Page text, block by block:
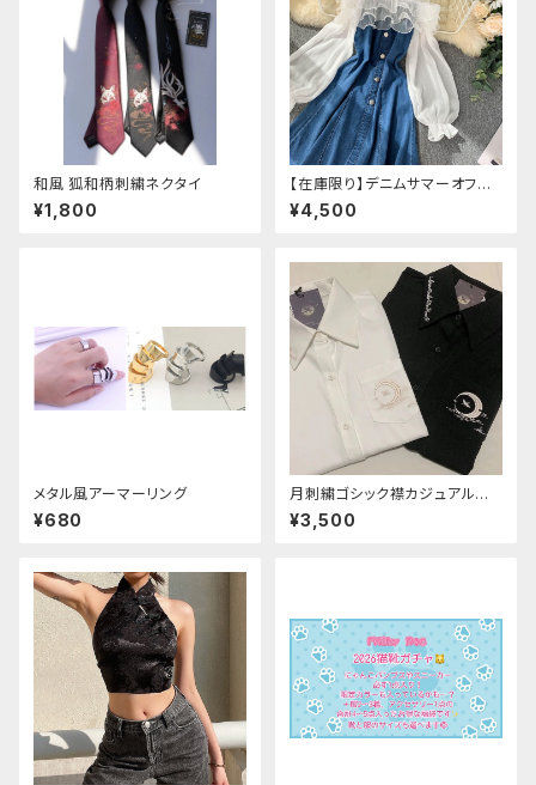
和風 狐和柄刺繍ネクタイ
¥1,800
【在庫限り】デニムサマーオフシ
ョルダーワンピース（ミニ丈
¥4,500
メタル風アーマーリング
¥680
月刺繍ゴシック襟カジュアルブラ
ウス(長袖)
¥3,500